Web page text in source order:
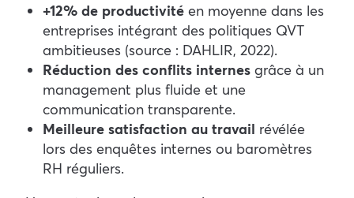
+12% de productivité en moyenne dans les
entreprises intégrant des politiques QVT
ambitieuses (source : DAHLIR, 2022).
Réduction des conflits internes grâce à un
management plus fluide et une
communication transparente.
Meilleure satisfaction au travail révélée
lors des enquêtes internes ou baromètres
RH réguliers.